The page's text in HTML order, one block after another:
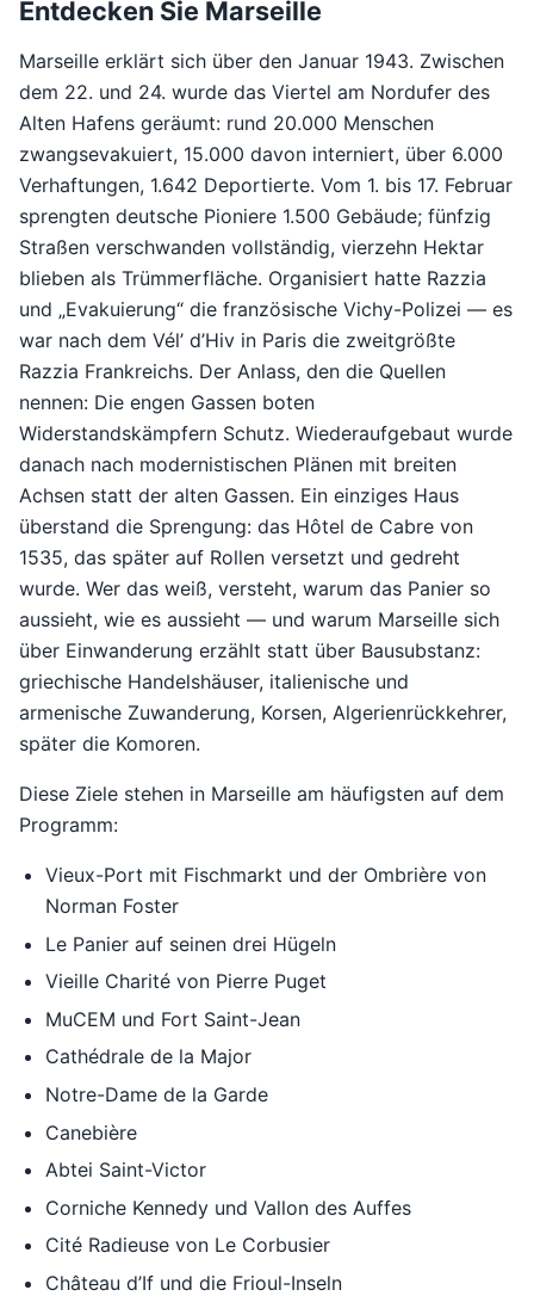
Entdecken Sie Marseille
Marseille erklärt sich über den Januar 1943. Zwischen
dem 22. und 24. wurde das Viertel am Nordufer des
Alten Hafens geräumt: rund 20.000 Menschen
zwangsevakuiert, 15.000 davon interniert, über 6.000
Verhaftungen, 1.642 Deportierte. Vom 1. bis 17. Februar
sprengten deutsche Pioniere 1.500 Gebäude; fünfzig
Straßen verschwanden vollständig, vierzehn Hektar
blieben als Trümmerfläche. Organisiert hatte Razzia
und „Evakuierung“ die französische Vichy-Polizei — es
war nach dem Vél’ d’Hiv in Paris die zweitgrößte
Razzia Frankreichs. Der Anlass, den die Quellen
nennen: Die engen Gassen boten
Widerstandskämpfern Schutz. Wiederaufgebaut wurde
danach nach modernistischen Plänen mit breiten
Achsen statt der alten Gassen. Ein einziges Haus
überstand die Sprengung: das Hôtel de Cabre von
1535, das später auf Rollen versetzt und gedreht
wurde. Wer das weiß, versteht, warum das Panier so
aussieht, wie es aussieht — und warum Marseille sich
über Einwanderung erzählt statt über Bausubstanz:
griechische Handelshäuser, italienische und
armenische Zuwanderung, Korsen, Algerienrückkehrer,
später die Komoren.
Diese Ziele stehen in Marseille am häufigsten auf dem
Programm:
Vieux-Port mit Fischmarkt und der Ombrière von
Norman Foster
Le Panier auf seinen drei Hügeln
Vieille Charité von Pierre Puget
MuCEM und Fort Saint-Jean
Cathédrale de la Major
Notre-Dame de la Garde
Canebière
Abtei Saint-Victor
Corniche Kennedy und Vallon des Auffes
Cité Radieuse von Le Corbusier
Château d’If und die Frioul-Inseln